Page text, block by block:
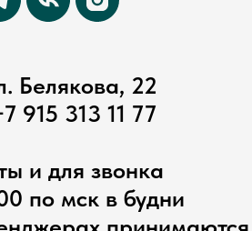
Белякова, 22
915 313 11 77
и для звонка
по мск в будни